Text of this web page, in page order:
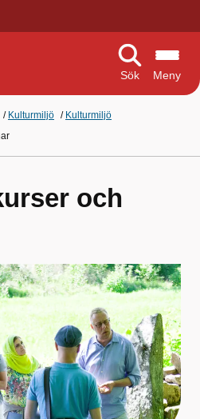
Sök
Meny
/ Kulturmiljö / Kulturmiljö
och